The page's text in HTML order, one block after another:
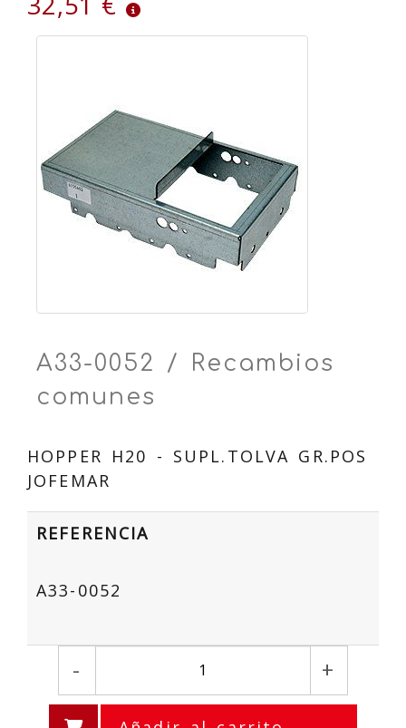
A33-0052 / Recambios
comunes
HOPPER H20 - SUPL.TOLVA GR.POS
JOFEMAR
REFERENCIA
A33-0052
- +